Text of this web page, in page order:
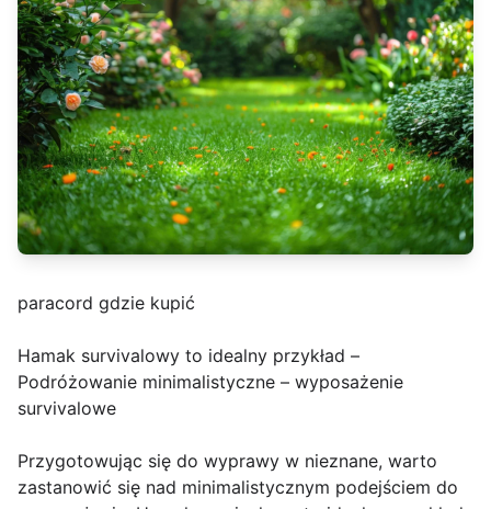
paracord gdzie kupić
Hamak survivalowy to idealny przykład –
Podróżowanie minimalistyczne – wyposażenie
survivalowe
Przygotowując się do wyprawy w nieznane, warto
zastanowić się nad minimalistycznym podejściem do